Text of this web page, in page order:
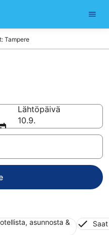
Tampere
Lähtöpäivä
10.9.
asunnosta &